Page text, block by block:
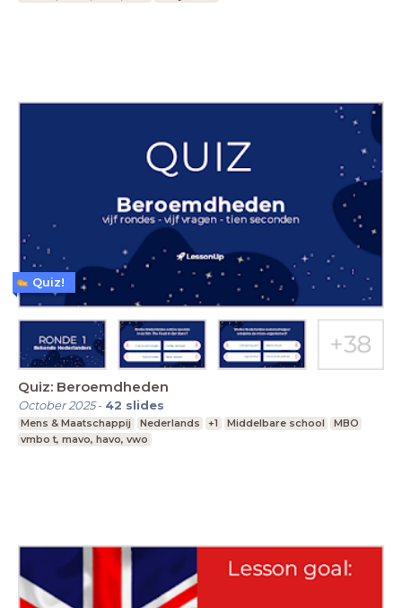
Quiz: Beroemdheden
October 2025- 42 slides
Mens & Maatschappij Nederlands +1 Middelbare school
MBO
vmbo t, mavo, havo, vwo
Quiz!